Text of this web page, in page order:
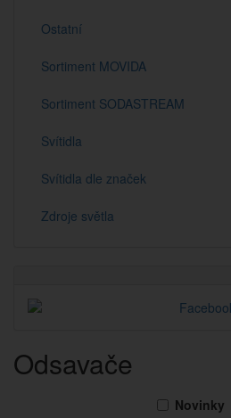
Ostatní
Sortiment MOVIDA
Sortiment SODASTREAM
Svítidla
Svítidla dle značek
Zdroje světla
Odsavače
Novinky